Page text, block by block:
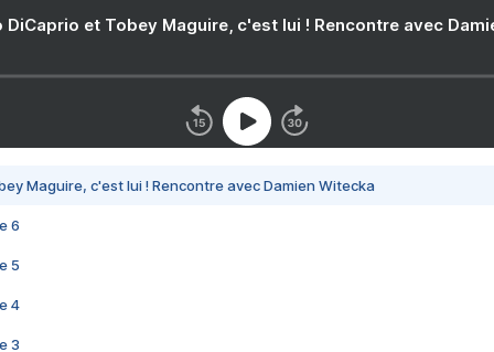
DiCaprio et Tobey Maguire, c'est lui ! Rencontre avec
Maguire, c'est lui ! Rencontre avec Damien Witecka
6
5
4
3